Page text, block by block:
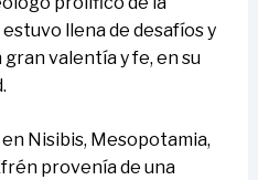
llena de desafíos y
valentía y fe, en su
Nisibis, Mesopotamia,
provenía de una